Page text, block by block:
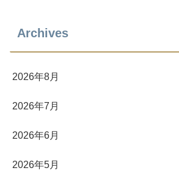
Archives
2026年8月
2026年7月
2026年6月
2026年5月